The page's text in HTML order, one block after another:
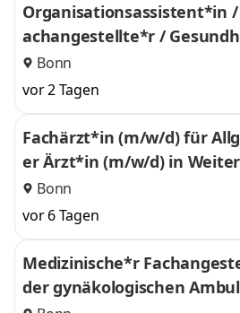
Organisationsassistent*in
achangestellte*r /
fleger*in (m/w/d)
Bonn
vor 2 Tagen
Fachärzt*in (m/w/d) für
er Ärzt*in (m/w/d) in
nmedizin ab 3. WB-Jahr für
und Lehrforschung
Bonn
vor 6 Tagen
Medizinische*r
der gynäkologischen